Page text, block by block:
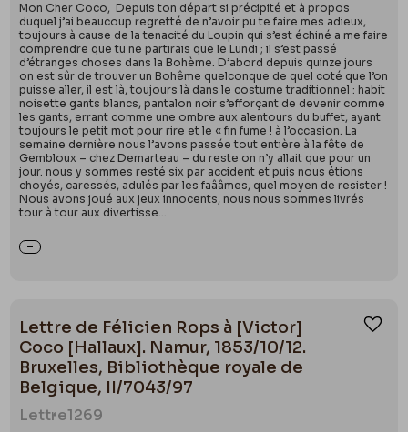
Mon Cher Coco, Depuis ton départ si précipité et à propos
duquel j’ai beaucoup regretté de n’avoir pu te faire mes adieux,
toujours à cause de la tenacité du Loupin qui s’est échiné a me faire
comprendre que tu ne partirais que le Lundi ; il s’est passé
d’étranges choses dans la Bohème. D’abord depuis quinze jours
on est sûr de trouver un Bohême quelconque de quel coté que l’on
puisse aller, il est là, toujours là dans le costume traditionnel : habit
noisette gants blancs, pantalon noir s’efforçant de devenir comme
les gants, errant comme une ombre aux alentours du buffet, ayant
toujours le petit mot pour rire et le « fin fume ! à l’occasion. La
semaine dernière nous l’avons passée tout entière à la fête de
Gembloux – chez Demarteau – du reste on n’y allait que pour un
jour. nous y sommes resté six par accident et puis nous étions
choyés, caressés, adulés par les faââmes, quel moyen de resister !
Nous avons joué aux jeux innocents, nous nous sommes livrés
tour à tour aux divertisse...
Lettre de Félicien Rops à [Victor]
Coco [Hallaux]. Namur, 1853/10/12.
Bruxelles, Bibliothèque royale de
Belgique, II/7043/97
Lettre1269